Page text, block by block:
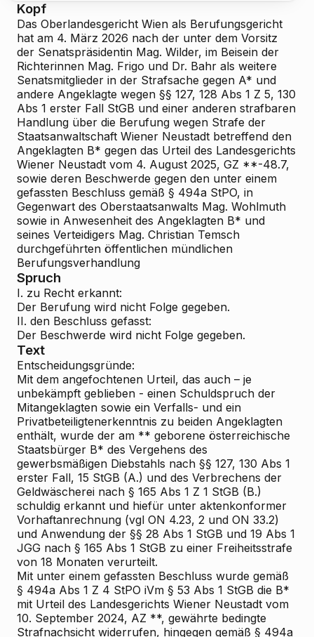
Kopf
Das Oberlandesgericht Wien als Berufungsgericht
hat am 4. März 2026 nach der unter dem Vorsitz
der Senatspräsidentin Mag. Wilder, im Beisein der
Richterinnen Mag. Frigo und Dr. Bahr als weitere
Senatsmitglieder in der Strafsache gegen A* und
andere Angeklagte wegen §§ 127, 128 Abs 1 Z 5, 130
Abs 1 erster Fall StGB und einer anderen strafbaren
Handlung über die Berufung wegen Strafe der
Staatsanwaltschaft Wiener Neustadt betreffend den
Angeklagten B* gegen das Urteil des Landesgerichts
Wiener Neustadt vom 4. August 2025, GZ **-48.7,
sowie deren Beschwerde gegen den unter einem
gefassten Beschluss gemäß § 494a StPO, in
Gegenwart des Oberstaatsanwalts Mag. Wohlmuth
sowie in Anwesenheit des Angeklagten B* und
seines Verteidigers Mag. Christian Temsch
durchgeführten öffentlichen mündlichen
Berufungsverhandlung
Spruch
I. zu Recht erkannt:
Der Berufung wird nicht Folge gegeben.
II. den Beschluss gefasst:
Der Beschwerde wird nicht Folge gegeben.
Text
Entscheidungsgründe:
Mit dem angefochtenen Urteil, das auch – je
unbekämpft geblieben - einen Schuldspruch der
Mitangeklagten sowie ein Verfalls- und ein
Privatbeteiligtenerkenntnis zu beiden Angeklagten
enthält, wurde der am ** geborene österreichische
Staatsbürger B* des Vergehens des
gewerbsmäßigen Diebstahls nach §§ 127, 130 Abs 1
erster Fall, 15 StGB (A.) und des Verbrechens der
Geldwäscherei nach § 165 Abs 1 Z 1 StGB (B.)
schuldig erkannt und hiefür unter aktenkonformer
Vorhaftanrechnung (vgl ON 4.23, 2 und ON 33.2)
und Anwendung der §§ 28 Abs 1 StGB und 19 Abs 1
JGG nach § 165 Abs 1 StGB zu einer Freiheitsstrafe
von 18 Monaten verurteilt.
Mit unter einem gefassten Beschluss wurde gemäß
§ 494a Abs 1 Z 4 StPO iVm § 53 Abs 1 StGB die B*
mit Urteil des Landesgerichts Wiener Neustadt vom
10. September 2024, AZ **, gewährte bedingte
Strafnachsicht widerrufen, hingegen gemäß § 494a